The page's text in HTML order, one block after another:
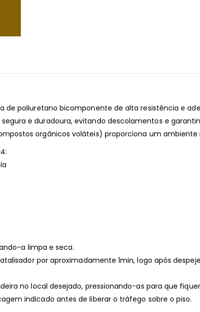
de poliuretano bicomponente de alta resistência e
e duradoura, evitando descolamentos e
orgânicos voláteis) proporciona um ambiente
a limpa e seca.
por aproximadamente 1min, logo após
no local desejado, pressionando-as para que
indicado antes de liberar o tráfego sobre o piso.